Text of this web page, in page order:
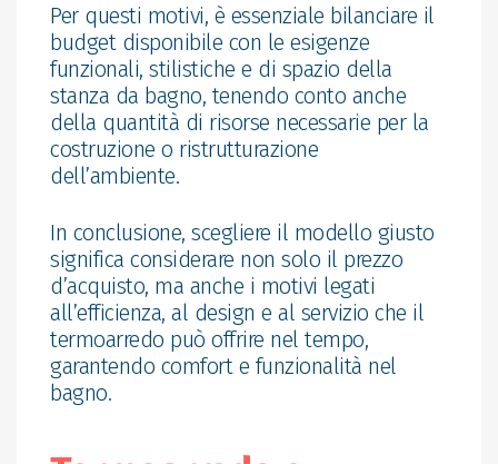
Per questi motivi, è essenziale bilanciare il
budget disponibile con le esigenze
funzionali, stilistiche e di spazio della
stanza da bagno, tenendo conto anche
della quantità di risorse necessarie per la
costruzione o ristrutturazione
dell’ambiente.
In conclusione, scegliere il modello giusto
significa considerare non solo il prezzo
d’acquisto, ma anche i motivi legati
all’efficienza, al design e al servizio che il
termoarredo può offrire nel tempo,
garantendo comfort e funzionalità nel
bagno.